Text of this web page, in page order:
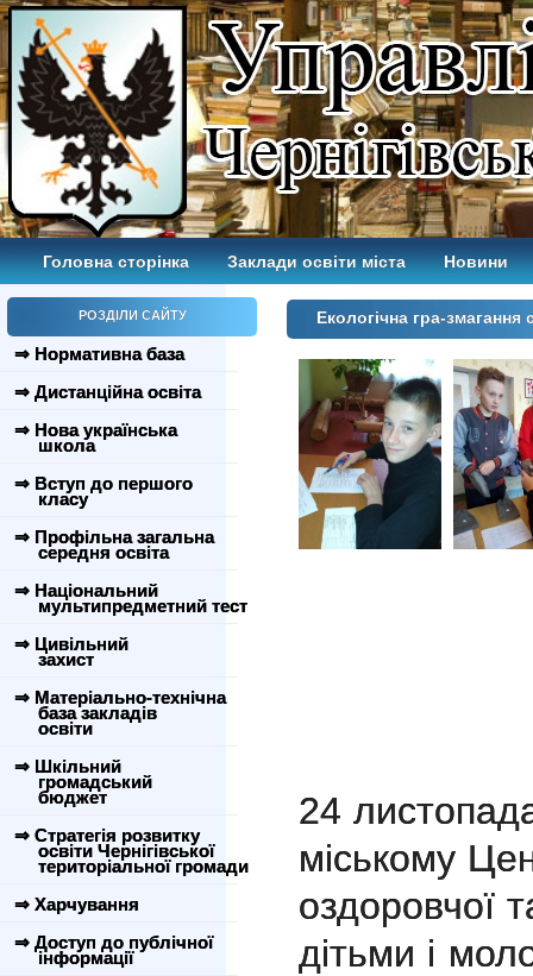
Головна сторінка Заклади освіти міста Новини
РОЗДІЛИ САЙТУ
⇒ Нормативна база
⇒ Дистанційна освіта
⇒ Нова українська
школа
⇒ Вступ до першого
класу
⇒ Профільна загальна
середня освіта
⇒ Національний
мультипредметний тест
⇒ Цивільний
захист
⇒ Матеріально-технічна
база закладів
освіти
⇒ Шкільний
громадський
бюджет
⇒ Стратегія розвитку
освіти Чернігівської
територіальної громади
⇒ Харчування
⇒ Доступ до публічної
інформації
Екологічна гра-
24
міському
оздоровчої
дітьми і